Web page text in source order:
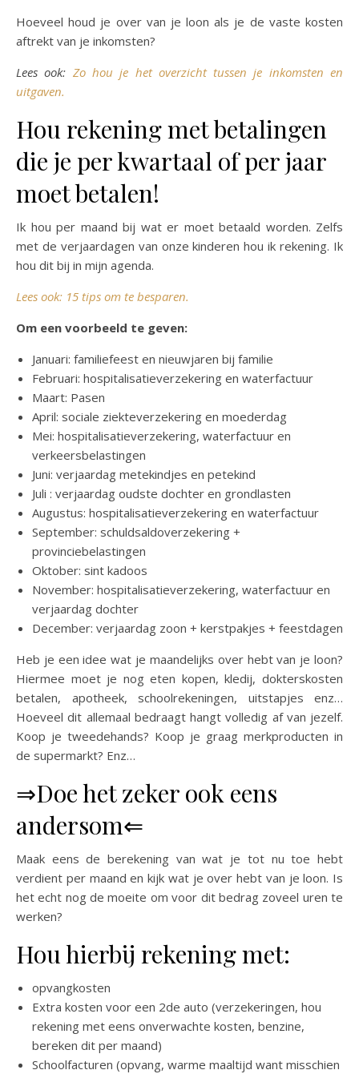
Hoeveel houd je over van je loon als je de vaste kosten
aftrekt van je inkomsten?
Lees ook: Zo hou je het overzicht tussen je inkomsten en
uitgaven.
Hou rekening met betalingen
die je per kwartaal of per jaar
moet betalen!
Ik hou per maand bij wat er moet betaald worden. Zelfs
met de verjaardagen van onze kinderen hou ik rekening. Ik
hou dit bij in mijn agenda.
Lees ook: 15 tips om te besparen.
Om een voorbeeld te geven:
Januari: familiefeest en nieuwjaren bij familie
Februari: hospitalisatieverzekering en waterfactuur
Maart: Pasen
April: sociale ziekteverzekering en moederdag
Mei: hospitalisatieverzekering, waterfactuur en
verkeersbelastingen
Juni: verjaardag metekindjes en petekind
Juli : verjaardag oudste dochter en grondlasten
Augustus: hospitalisatieverzekering en waterfactuur
September: schuldsaldoverzekering +
provinciebelastingen
Oktober: sint kadoos
November: hospitalisatieverzekering, waterfactuur en
verjaardag dochter
December: verjaardag zoon + kerstpakjes + feestdagen
Heb je een idee wat je maandelijks over hebt van je loon?
Hiermee moet je nog eten kopen, kledij, dokterskosten
betalen, apotheek, schoolrekeningen, uitstapjes enz…
Hoeveel dit allemaal bedraagt hangt volledig af van jezelf.
Koop je tweedehands? Koop je graag merkproducten in
de supermarkt? Enz…
⇒Doe het zeker ook eens
andersom⇐
Maak eens de berekening van wat je tot nu toe hebt
verdient per maand en kijk wat je over hebt van je loon. Is
het echt nog de moeite om voor dit bedrag zoveel uren te
werken?
Hou hierbij rekening met:
opvangkosten
Extra kosten voor een 2de auto (verzekeringen, hou
rekening met eens onverwachte kosten, benzine,
bereken dit per maand)
Schoolfacturen (opvang, warme maaltijd want misschien